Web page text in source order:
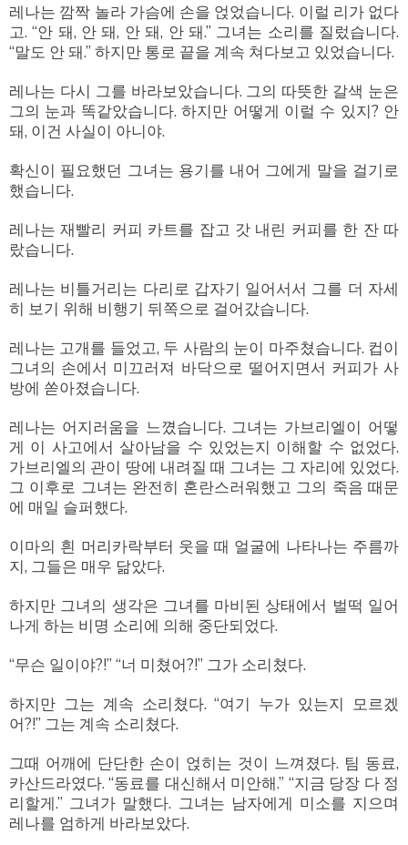
레나는 깜짝 놀라 가슴에 손을 얹었습니다. 이럴 리가 없다
고. “안 돼, 안 돼, 안 돼, 안 돼.” 그녀는 소리를 질렀습니다.
“말도 안 돼.” 하지만 통로 끝을 계속 쳐다보고 있었습니다.
레나는 다시 그를 바라보았습니다. 그의 따뜻한 갈색 눈은
그의 눈과 똑같았습니다. 하지만 어떻게 이럴 수 있지? 안
돼, 이건 사실이 아니야.
확신이 필요했던 그녀는 용기를 내어 그에게 말을 걸기로
했습니다.
레나는 재빨리 커피 카트를 잡고 갓 내린 커피를 한 잔 따
랐습니다.
레나는 비틀거리는 다리로 갑자기 일어서서 그를 더 자세
히 보기 위해 비행기 뒤쪽으로 걸어갔습니다.
레나는 고개를 들었고, 두 사람의 눈이 마주쳤습니다. 컵이
그녀의 손에서 미끄러져 바닥으로 떨어지면서 커피가 사
방에 쏟아졌습니다.
레나는 어지러움을 느꼈습니다. 그녀는 가브리엘이 어떻
게 이 사고에서 살아남을 수 있었는지 이해할 수 없었다.
가브리엘의 관이 땅에 내려질 때 그녀는 그 자리에 있었다.
그 이후로 그녀는 완전히 혼란스러워했고 그의 죽음 때문
에 매일 슬퍼했다.
이마의 흰 머리카락부터 웃을 때 얼굴에 나타나는 주름까
지, 그들은 매우 닮았다.
하지만 그녀의 생각은 그녀를 마비된 상태에서 벌떡 일어
나게 하는 비명 소리에 의해 중단되었다.
“무슨 일이야?!” “너 미쳤어?!” 그가 소리쳤다.
하지만 그는 계속 소리쳤다. “여기 누가 있는지 모르겠
어?!” 그는 계속 소리쳤다.
그때 어깨에 단단한 손이 얹히는 것이 느껴졌다. 팀 동료,
카산드라였다. “동료를 대신해서 미안해.” “지금 당장 다 정
리할게.” 그녀가 말했다. 그녀는 남자에게 미소를 지으며
레나를 엄하게 바라보았다.